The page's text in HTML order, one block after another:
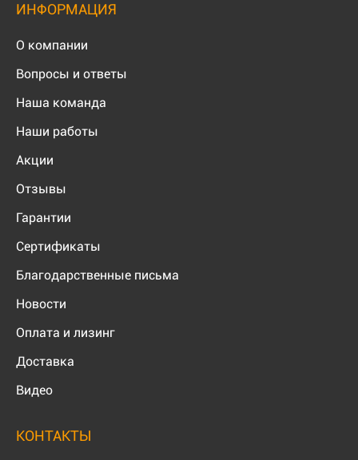
ИНФОРМАЦИЯ
О компании
Вопросы и ответы
Наша команда
Наши работы
Акции
Отзывы
Гарантии
Сертификаты
Благодарственные письма
Новости
Оплата и лизинг
Доставка
Видео
КОНТАКТЫ